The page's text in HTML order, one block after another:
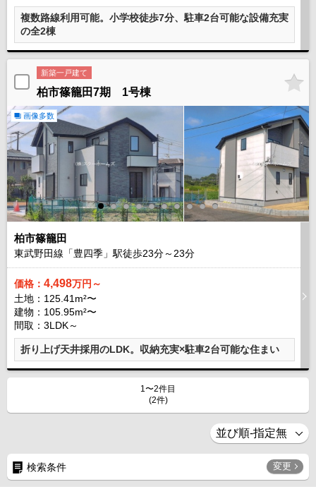
複数路線利用可能。小学校徒歩7分、駐車2台可能な設備充実
の全2棟
新築一戸建て
柏市篠籠田7期 1号棟
画像多数
柏市篠籠田
東武野田線「豊四季」駅徒歩23分～ 23分
価格： 4,498万円～
土地：125.41m²〜
建物：105.95m²〜
間取：3LDK～
折り上げ天井採用のLDK。収納充実×駐車2台可能な住まい
1〜2件目
(2件)
検索条件 変更